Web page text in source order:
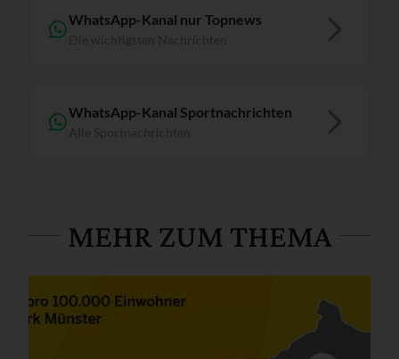
WhatsApp-Kanal nur Topnews
WhatsApp-Kanal Sportnachrichten
MEHR ZUM THEMA